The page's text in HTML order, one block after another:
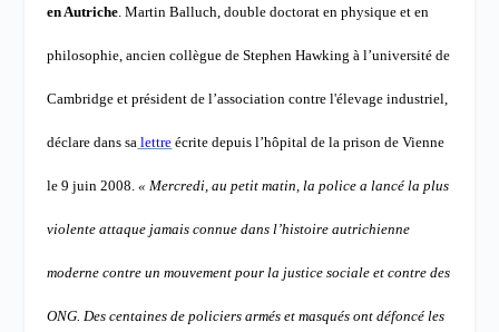
en Autriche Martin Balluch, double doctorat en physique et en
philosophie, ancien collègue de Stephen Hawking à l’université de
Cambridge et président de l’association contre l'élevage industriel,
déclare dans sa lettre écrite depuis l’hôpital de la prison de Vienne
le 9 juin 2008. « Mercredi, au petit matin, la police a lancé la plus
violente attaque jamais connue dans l’histoire autrichienne
moderne contre un mouvement pour la justice sociale et contre des
ONG. Des centaines de policiers armés et masqués ont défoncé les